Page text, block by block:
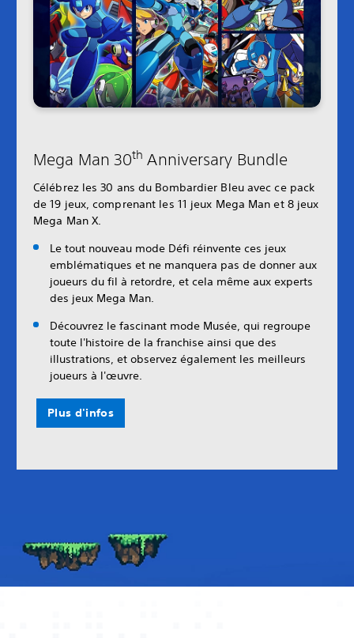
Mega Man 30th Anniversary Bundle
Célébrez les 30 ans du Bombardier Bleu avec ce pack
de 19 jeux, comprenant les 11 jeux Mega Man et 8 jeux
Mega Man X.
Le tout nouveau mode Défi réinvente ces jeux
emblématiques et ne manquera pas de donner aux
joueurs du fil à retordre, et cela même aux experts
des jeux Mega Man.
Découvrez le fascinant mode Musée, qui regroupe
toute l'histoire de la franchise ainsi que des
illustrations, et observez également les meilleurs
joueurs à l'œuvre.
Plus d'infos